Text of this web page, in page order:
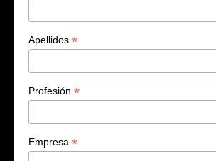
Apellidos *
Profesión *
Empresa *